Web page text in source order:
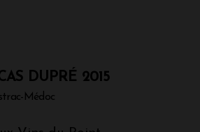
DUPRÉ 2015
Médoc